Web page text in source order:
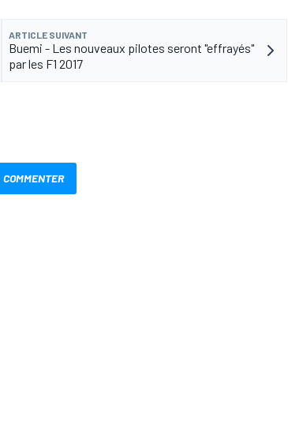
ARTICLE SUIVANT
Buemi - Les nouveaux pilotes seront "effrayés"
par les F1 2017